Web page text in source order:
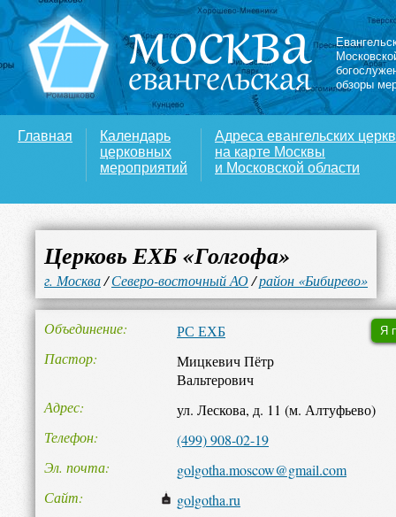
обзоры
Главная
Календарь
церковных
мероприятий
Адреса евангельских
на карте Москвы
и Московской области
Церковь ЕХБ «Голгофа»
г. Москва/Северо-восточный АО/район «Бибирево»
Я
Объединение
РС ЕХБ
Пастор
Мицкевич Пётр
Вальтерович
Адрес
ул. Лескова, д. 11 (м. Алтуфьево)
Телефон
(499) 908-02-19
Эл. почта
golgotha.moscow@gmail.com
Сайт
golgotha.ru